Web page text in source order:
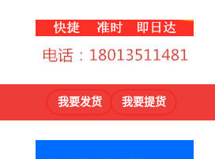
我要发货 我要提货